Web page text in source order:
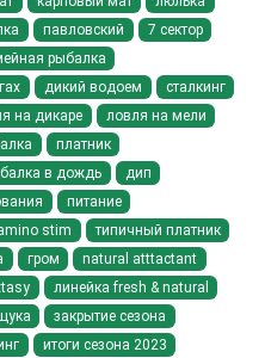
павловский
7 сектор
рыбалка
дикий водоем
сталкинг
на дикаре
ловля на мели
платник
в дождь
дип
питание
stim
типичный платник
гром
natural atttactant
линейка fresh & natural
закрытие сезона
итоги сезона 2023